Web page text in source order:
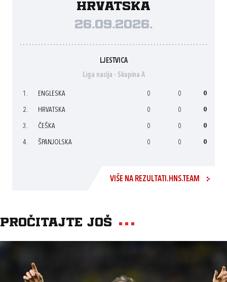
Hrvatska
26.09.2026.
LJESTVICA
Liga nacija - Skupina A
1. ENGLESKA 0 0 0
2. HRVATSKA 0 0 0
3. ČEŠKA 0 0 0
4. ŠPANJOLSKA 0 0 0
VIŠE NA REZULTATI.HNS.TEAM
Pročitajte još